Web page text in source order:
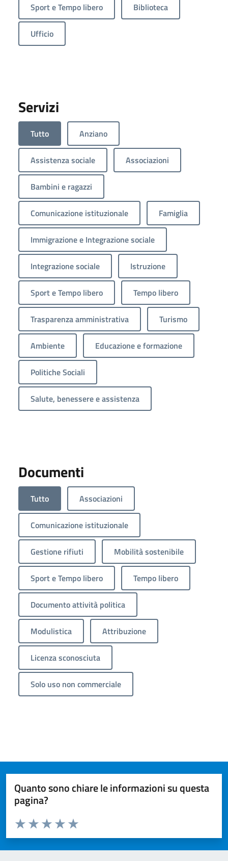
Sport e Tempo libero Biblioteca
Ufficio
Servizi
Tutto Anziano
Assistenza sociale Associazioni
Bambini e ragazzi
Comunicazione istituzionale Famiglia
Immigrazione e Integrazione sociale
Integrazione sociale Istruzione
Sport e Tempo libero Tempo libero
Trasparenza amministrativa Turismo
Ambiente Educazione e formazione
Politiche Sociali
Salute, benessere e assistenza
Documenti
Tutto Associazioni
Comunicazione istituzionale
Gestione rifiuti Mobilità sostenibile
Sport e Tempo libero Tempo libero
Documento attività politica
Modulistica Attribuzione
Licenza sconosciuta
Solo uso non commerciale
Quanto sono chiare le informazioni su questa
pagina?
Valuta da 1 a 5 stelle la pagina
Valuta 5 stelle su 5
Valuta 4 stelle su 5
Valuta 3 stelle su 5
Valuta 2 stelle su 5
Valuta 1 stelle su 5